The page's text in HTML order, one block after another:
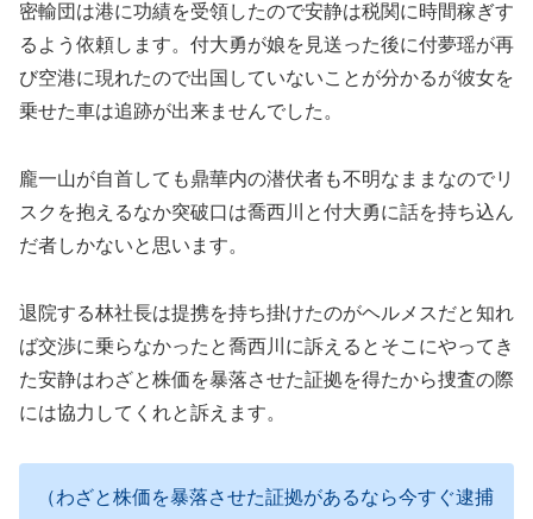
密輸団は港に功績を受領したので安静は税関に時間稼ぎす
るよう依頼します。付大勇が娘を見送った後に付夢瑶が再
び空港に現れたので出国していないことが分かるが彼女を
乗せた車は追跡が出来ませんでした。
龐一山が自首しても鼎華内の潜伏者も不明なままなのでリ
スクを抱えるなか突破口は喬西川と付大勇に話を持ち込ん
だ者しかないと思います。
退院する林社長は提携を持ち掛けたのがヘルメスだと知れ
ば交渉に乗らなかったと喬西川に訴えるとそこにやってき
た安静はわざと株価を暴落させた証拠を得たから捜査の際
には協力してくれと訴えます。
（わざと株価を暴落させた証拠があるなら今すぐ逮捕